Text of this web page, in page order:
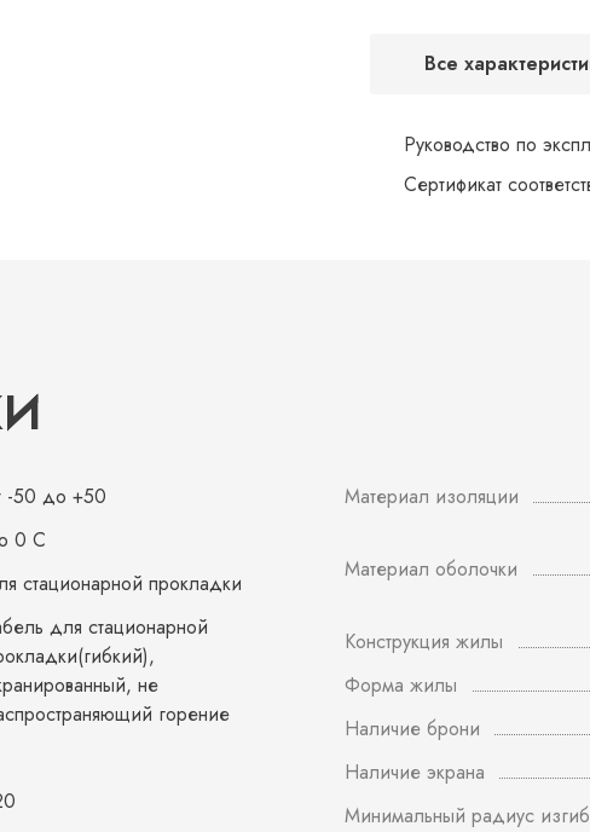
Все
Руководство по
Сертификат
-50 до +50
0 С
стационарной прокладки
для стационарной
не
горение
Материал изоляции
Материал оболочки
Конструкция жилы
Форма жилы
Наличие брони
Наличие экрана
Минимальный радиус